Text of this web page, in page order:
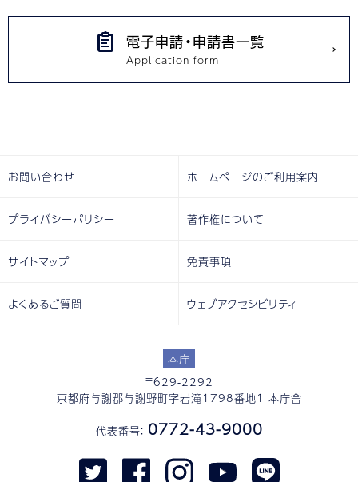
電子申請・申請書一覧
本庁
〒629-2292
京都府与謝郡与謝野町字岩滝1798番地1 本庁舎
代表番号： 0772-43-9000
お問い合わせ ホームページのご利用案内
プライバシーポリシー 著作権について
サイトマップ 免責事項
よくあるご質問 ウェブアクセシビリティ